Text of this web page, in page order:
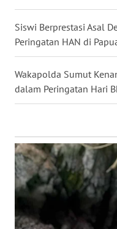
Siswi Berprestasi Asal
Peringatan HAN di
Wakapolda Sumut
dalam Peringatan Hari
WN
KALTARA
KALSEL
WN
SULSEL
WN
GORONTALO